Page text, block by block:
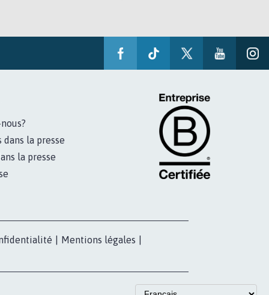
dans la presse
la presse
Mentions légales